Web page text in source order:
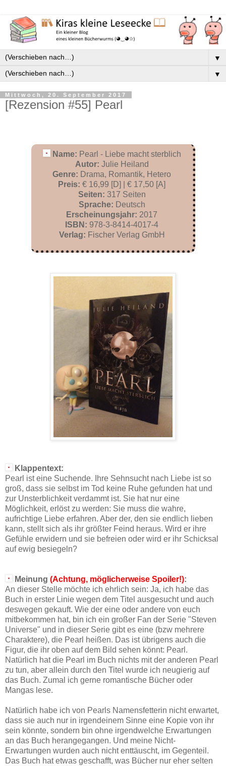
▼
▼
Mittwoch, 20. September 2017
[Rezension #55] Pearl
Name: Pearl - Liebe macht sterblich
Autor: Julie Heiland
Genre: Drama, Romantik, Hetero
Preis: € 16,99 [D] | € 17,50 [A]
Seiten: 317 Seiten
Sprache: Deutsch
Erscheinungsjahr: 2017
ISBN: 978-3-8414-4017-4
Verlag: Fischer Verlag GmbH
Klappentext:
Pearl ist eine Suchende. Ihre Sehnsucht nach Liebe ist so
groß, dass sie selbst im Tod keine Ruhe gefunden hat und
zur Unsterblichkeit verdammt ist. Sie hat nur eine
Möglichkeit, erlöst zu werden: Sie muss die wahre,
aufrichtige Liebe erfahren. Aber der, den sie endlich lieben
kann, stellt sich als ihr größter Feind heraus. Wird er ihre
Gefühle erwidern und sie befreien oder wird er ihr Schicksal
auf ewig besiegeln?
Meinung (Achtung, möglicherweise Spoiler!):
An dieser Stelle möchte ich ehrlich sein: Ja, ich habe das
Buch in erster Linie wegen dem Titel ausgesucht und auch
deswegen gekauft. Wie der eine oder andere von euch
mitbekommen hat, bin ich ein großer Fan der Serie "Steven
Universe" und in dieser Serie gibt es eine (bzw mehrere
Charaktere), die Pearl heißen. Das ist übrigens auch die
Figur, die ihr oben auf dem Bild sehen könnt: Pearl.
Natürlich hat die Pearl im Buch nichts mit der anderen Pearl
zu tun, aber allein durch den Titel wurde ich neugierig auf
das Buch. Zumal ich gerne romantische Bücher oder
Mangas lese.
Natürlich habe ich von Pearls Namensfetterin nicht erwartet,
dass sie auch nur in irgendeinem Sinne eine Kopie von ihr
sein könnte, sondern bin ohne irgendwelche Erwartungen
an das Buch herangegangen. Und meine Nicht-
Erwartungen wurden auch nicht enttäuscht, im Gegenteil.
Das Buch hat etwas geschafft, was Bücher nur eher selten